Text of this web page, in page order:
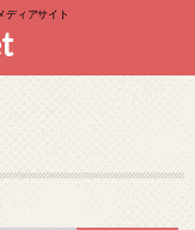
ディアサイト